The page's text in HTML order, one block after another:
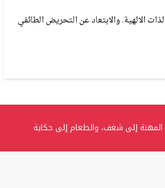
الالهية. والابتعاد عن التحريض الطائفي
إلى شغف، والطعام إلى حكاية
بتخريج الفوج الثامن من طلبة التوجيهي